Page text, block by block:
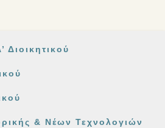
Διοικητικού
& Νέων Τεχνολογιών